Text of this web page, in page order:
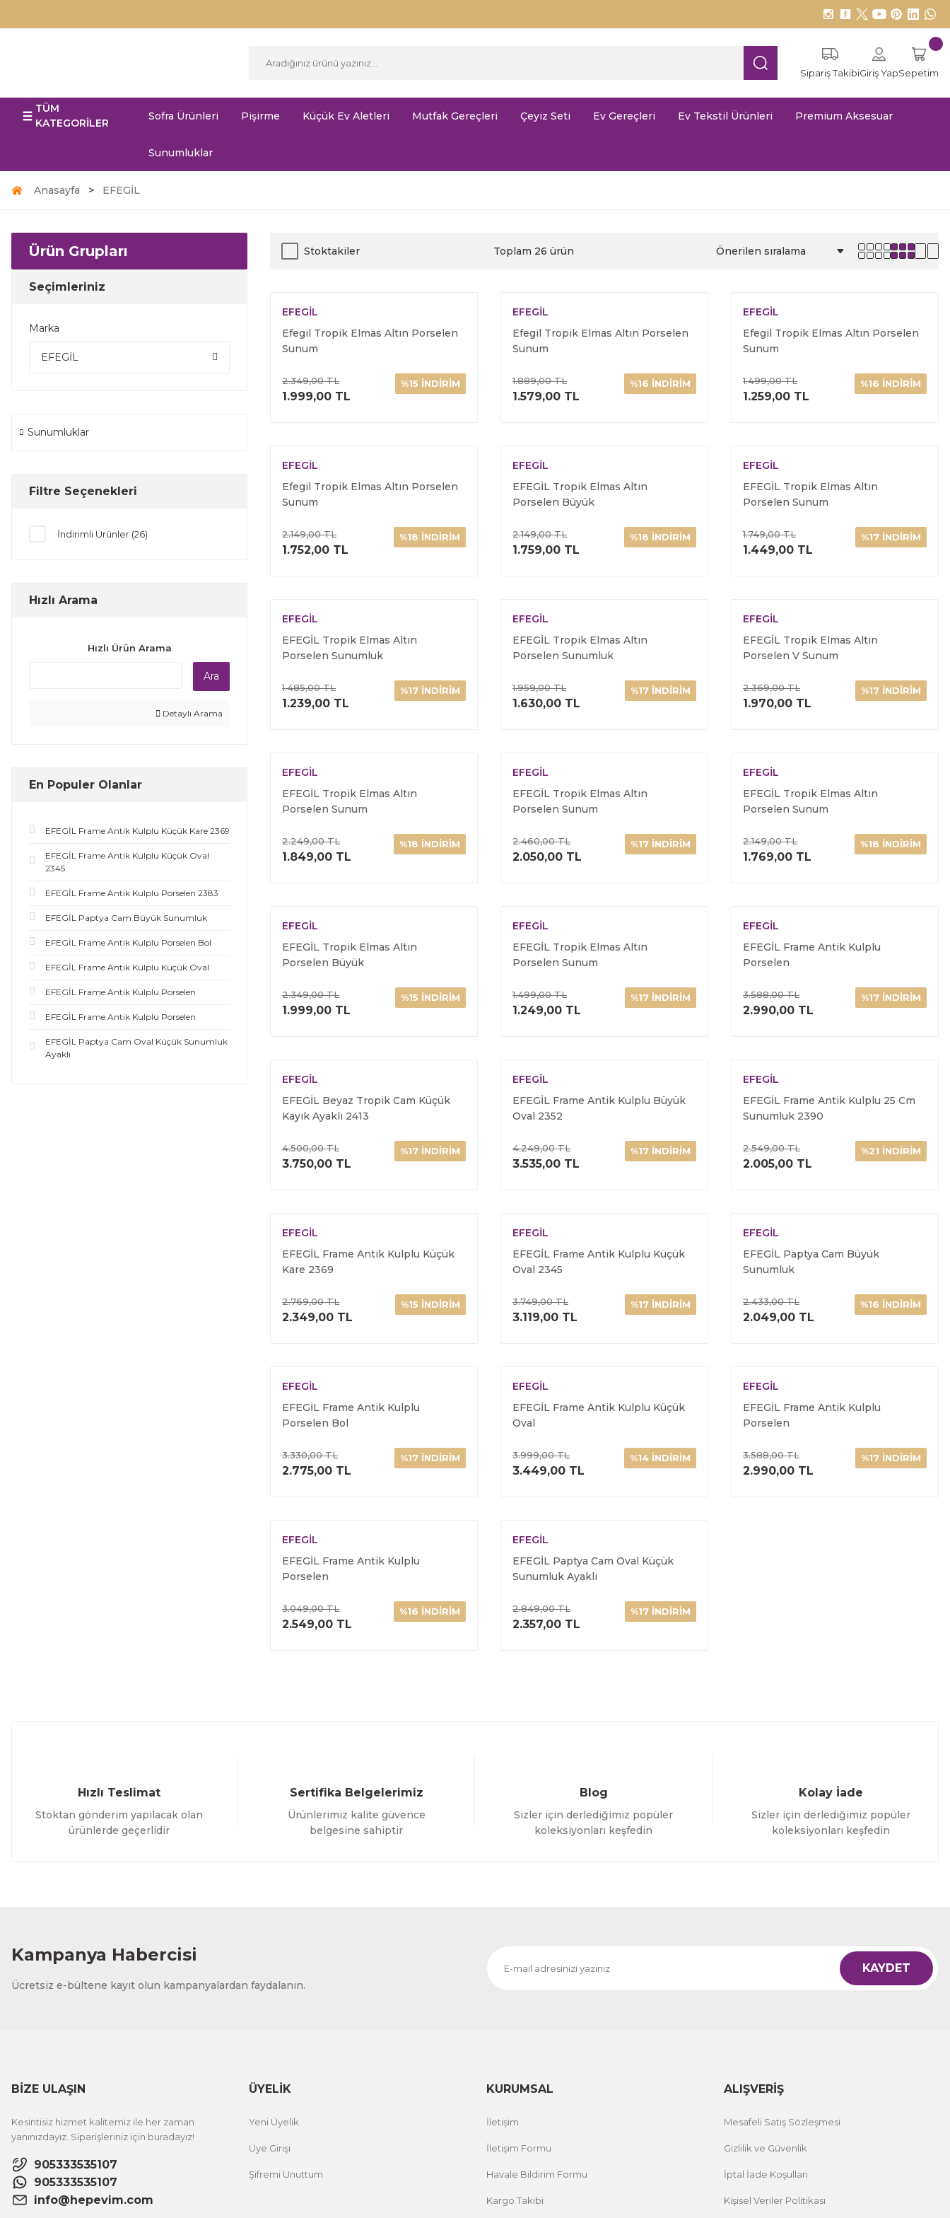
Sipariş TakibiGiriş YapSepetim
TÜM
KATEGORİLER
Sofra Ürünleri Pişirme Küçük Ev Aletleri Mutfak Gereçleri Çeyiz Seti Ev Gereçleri Ev Tekstil Ürünleri Premium Aksesuar
Sunumluklar
Anasayfa EFEGİL
Ürün Grupları
Seçimleriniz
Marka
EFEGİL
Sunumluklar
Filtre Seçenekleri
İndirimli Ürünler (26)
Hızlı Arama
Hızlı Ürün Arama
Ara
Detaylı Arama
En Populer Olanlar
EFEGİL Frame Antik Kulplu Küçük Kare 2369
EFEGİL Frame Antik Kulplu Küçük Oval
2345
EFEGİL Frame Antik Kulplu Porselen 2383
EFEGİL Paptya Cam Büyük Sunumluk
EFEGİL Frame Antik Kulplu Porselen Bol
EFEGİL Frame Antik Kulplu Küçük Oval
EFEGİL Frame Antik Kulplu Porselen
EFEGİL Frame Antik Kulplu Porselen
EFEGİL Paptya Cam Oval Küçük Sunumluk
Ayaklı
Stoktakiler Toplam 26 ürün
EFEGİL
Efegil Tropik Elmas Altın Porselen
Sunum
2.349,00 TL
1.999,00 TL
%15 İNDİRİM
ÜRÜNÜ İNCELE
EFEGİL
Efegil Tropik Elmas Altın Porselen
Sunum
1.889,00 TL
1.579,00 TL
%16 İNDİRİM
ÜRÜNÜ İNCELE
EFEGİL
Efegil Tropik Elmas Altın Porselen
Sunum
1.499,00 TL
1.259,00 TL
%16 İNDİRİM
ÜRÜNÜ İNCELE
EFEGİL
Efegil Tropik Elmas Altın Porselen
Sunum
2.149,00 TL
1.752,00 TL
%18 İNDİRİM
ÜRÜNÜ İNCELE
EFEGİL
EFEGİL Tropik Elmas Altın
Porselen Büyük
2.149,00 TL
1.759,00 TL
%18 İNDİRİM
ÜRÜNÜ İNCELE
EFEGİL
EFEGİL Tropik Elmas Altın
Porselen Sunum
1.749,00 TL
1.449,00 TL
%17 İNDİRİM
ÜRÜNÜ İNCELE
EFEGİL
EFEGİL Tropik Elmas Altın
Porselen Sunumluk
1.485,00 TL
1.239,00 TL
%17 İNDİRİM
ÜRÜNÜ İNCELE
EFEGİL
EFEGİL Tropik Elmas Altın
Porselen Sunumluk
1.959,00 TL
1.630,00 TL
%17 İNDİRİM
ÜRÜNÜ İNCELE
EFEGİL
EFEGİL Tropik Elmas Altın
Porselen V Sunum
2.369,00 TL
1.970,00 TL
%17 İNDİRİM
ÜRÜNÜ İNCELE
EFEGİL
EFEGİL Tropik Elmas Altın
Porselen Sunum
2.249,00 TL
1.849,00 TL
%18 İNDİRİM
ÜRÜNÜ İNCELE
EFEGİL
EFEGİL Tropik Elmas Altın
Porselen Sunum
2.460,00 TL
2.050,00 TL
%17 İNDİRİM
ÜRÜNÜ İNCELE
EFEGİL
EFEGİL Tropik Elmas Altın
Porselen Sunum
2.149,00 TL
1.769,00 TL
%18 İNDİRİM
ÜRÜNÜ İNCELE
EFEGİL
EFEGİL Tropik Elmas Altın
Porselen Büyük
2.349,00 TL
1.999,00 TL
%15 İNDİRİM
ÜRÜNÜ İNCELE
EFEGİL
EFEGİL Tropik Elmas Altın
Porselen Sunum
1.499,00 TL
1.249,00 TL
%17 İNDİRİM
ÜRÜNÜ İNCELE
EFEGİL
EFEGİL Frame Antik Kulplu
Porselen
3.588,00 TL
2.990,00 TL
%17 İNDİRİM
ÜRÜNÜ İNCELE
EFEGİL
EFEGİL Beyaz Tropik Cam Küçük
Kayık Ayaklı 2413
4.500,00 TL
3.750,00 TL
%17 İNDİRİM
ÜRÜNÜ İNCELE
EFEGİL
EFEGİL Frame Antik Kulplu Büyük
Oval 2352
4.249,00 TL
3.535,00 TL
%17 İNDİRİM
ÜRÜNÜ İNCELE
EFEGİL
EFEGİL Frame Antik Kulplu 25 Cm
Sunumluk 2390
2.549,00 TL
2.005,00 TL
%21 İNDİRİM
ÜRÜNÜ İNCELE
EFEGİL
EFEGİL Frame Antik Kulplu Küçük
Kare 2369
2.769,00 TL
2.349,00 TL
%15 İNDİRİM
ÜRÜNÜ İNCELE
EFEGİL
EFEGİL Frame Antik Kulplu Küçük
Oval 2345
3.749,00 TL
3.119,00 TL
%17 İNDİRİM
ÜRÜNÜ İNCELE
EFEGİL
EFEGİL Paptya Cam Büyük
Sunumluk
2.433,00 TL
2.049,00 TL
%16 İNDİRİM
ÜRÜNÜ İNCELE
EFEGİL
EFEGİL Frame Antik Kulplu
Porselen Bol
3.330,00 TL
2.775,00 TL
%17 İNDİRİM
ÜRÜNÜ İNCELE
EFEGİL
EFEGİL Frame Antik Kulplu Küçük
Oval
3.999,00 TL
3.449,00 TL
%14 İNDİRİM
ÜRÜNÜ İNCELE
EFEGİL
EFEGİL Frame Antik Kulplu
Porselen
3.588,00 TL
2.990,00 TL
%17 İNDİRİM
ÜRÜNÜ İNCELE
EFEGİL
EFEGİL Frame Antik Kulplu
Porselen
3.049,00 TL
2.549,00 TL
%16 İNDİRİM
ÜRÜNÜ İNCELE
EFEGİL
EFEGİL Paptya Cam Oval Küçük
Sunumluk Ayaklı
2.849,00 TL
2.357,00 TL
%17 İNDİRİM
ÜRÜNÜ İNCELE
Hızlı Teslimat
Stoktan gönderim yapılacak olan
ürünlerde geçerlidir
Sertifika Belgelerimiz
Ürünlerimiz kalite güvence
belgesine sahiptir
Blog
Sizler için derlediğimiz popüler
koleksiyonları keşfedin
Kolay İade
Sizler için derlediğimiz popüler
koleksiyonları keşfedin
Kampanya Habercisi
Ücretsiz e-bültene kayıt olun kampanyalardan faydalanın.
KAYDET
BİZE ULAŞIN
Kesintisiz hizmet kalitemiz ile her zaman
yanınızdayız. Siparişleriniz için buradayız!
905333535107
905333535107
info@hepevim.com
ÜYELİK
Yeni Üyelik
Üye Girişi
Şifremi Unuttum
KURUMSAL
İletişim
İletişim Formu
Havale Bildirim Formu
Kargo Takibi
ALIŞVERİŞ
Mesafeli Satış Sözleşmesi
Gizlilik ve Güvenlik
İptal İade Koşullari
Kişisel Veriler Politikası